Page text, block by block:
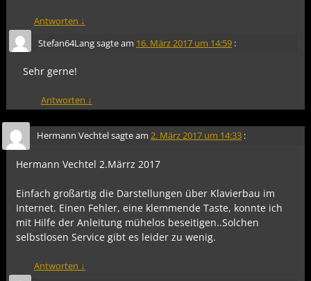
Antworten ↓
Stefan64Langsagte am 16. März 2017 um 14:59 :
Sehr gerne!
Antworten ↓
Hermann Vechtelsagte am 2. März 2017 um 14:33 :
Hermann Vechtel 2.Märrz 2017
Einfach großartig die Darstellungen über Klavierbau im
Internet. Einen Fehler, eine klemmende Taste, konnte ich
mit Hilfe der Anleitung mühelos beseitigen..Solchen
selbstlosen Service gibt es leider zu wenig.
Antworten ↓